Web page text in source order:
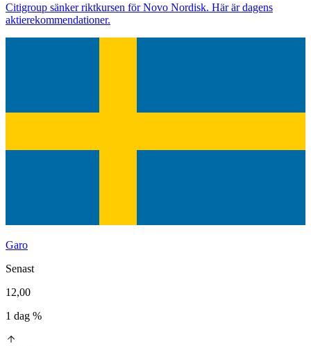
Citigroup sänker riktkursen för Novo Nordisk. Här är dagens
aktierekommendationer.
Garo
Senast
12,00
1 dag %